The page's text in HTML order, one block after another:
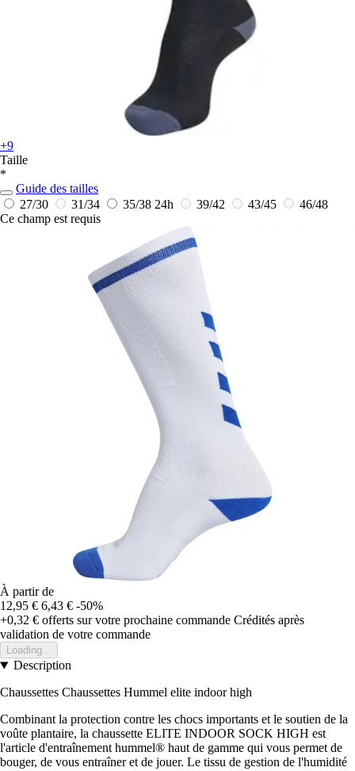
+9
Taille
*
Guide des tailles
27/30
31/34 35/38 24h 39/42 43/45
46/48
Ce champ est requis
À partir de
12,95 € 6,43 € -50%
+0,32 € offerts sur votre prochaine commande Crédités après
validation de votre commande
Loading...
Description
Chaussettes Chaussettes Hummel elite indoor high
Combinant la protection contre les chocs importants et le soutien de la
voûte plantaire, la chaussette ELITE INDOOR SOCK HIGH est
l'article d'entraînement hummel® haut de gamme qui vous permet de
bouger, de vous entraîner et de jouer. Le tissu de gestion de l'humidité